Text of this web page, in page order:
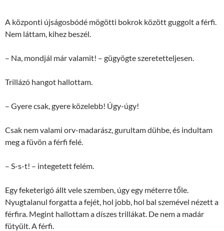
A központi újságosbódé mögötti bokrok között guggolt a férfi.
Nem láttam, kihez beszél.
– Na, mondjál már valamit! – gügyögte szeretetteljesen.
Trillázó hangot hallottam.
– Gyere csak, gyere közelebb! Úgy-úgy!
Csak nem valami orv-madarász, gurultam dühbe, és indultam
meg a füvön a férfi felé.
– S-s-t! – integetett felém.
Egy feketerigó állt vele szemben, úgy egy méterre tőle.
Nyugtalanul forgatta a fejét, hol jobb, hol bal szemével nézett a
férfira. Megint hallottam a díszes trillákat. De nem a madár
fütyült. A férfi.